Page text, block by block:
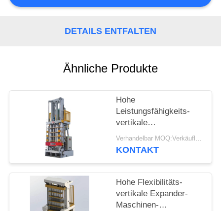
POLICY
DETAILS ENTFALTEN
Ähnliche Produkte
Hohe
Leistungsfähigkeits-
vertikale
Erweiterungsmaschine,
Rohr-Expander-
Verhandelbar MOQ:Verkäuflich
KONTAKT
Hohe Flexibilitäts-
vertikale Expander-
Maschinen-